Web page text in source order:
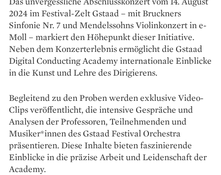
2024 im Festival-Zelt Gstaad – mit Bruckners
Sinfonie Nr. 7 und Mendelssohns Violinkonzert in e-
Moll – markiert den Höhepunkt dieser Initiative.
Neben dem Konzerterlebnis ermöglicht die Gstaad
Digital Conducting Academy internationale Einblicke
in die Kunst und Lehre des Dirigierens.
Begleitend zu den Proben werden exklusive Video-
Clips veröffentlicht, die intensive Gespräche und
Analysen der Professoren, Teilnehmenden und
Musiker*innen des Gstaad Festival Orchestra
präsentieren. Diese Inhalte bieten faszinierende
Einblicke in die präzise Arbeit und Leidenschaft der
Academy.